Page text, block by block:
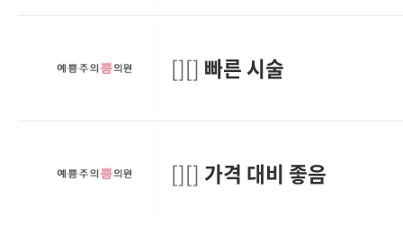
[][] 빠른 시술
[][] 가격 대비 좋음